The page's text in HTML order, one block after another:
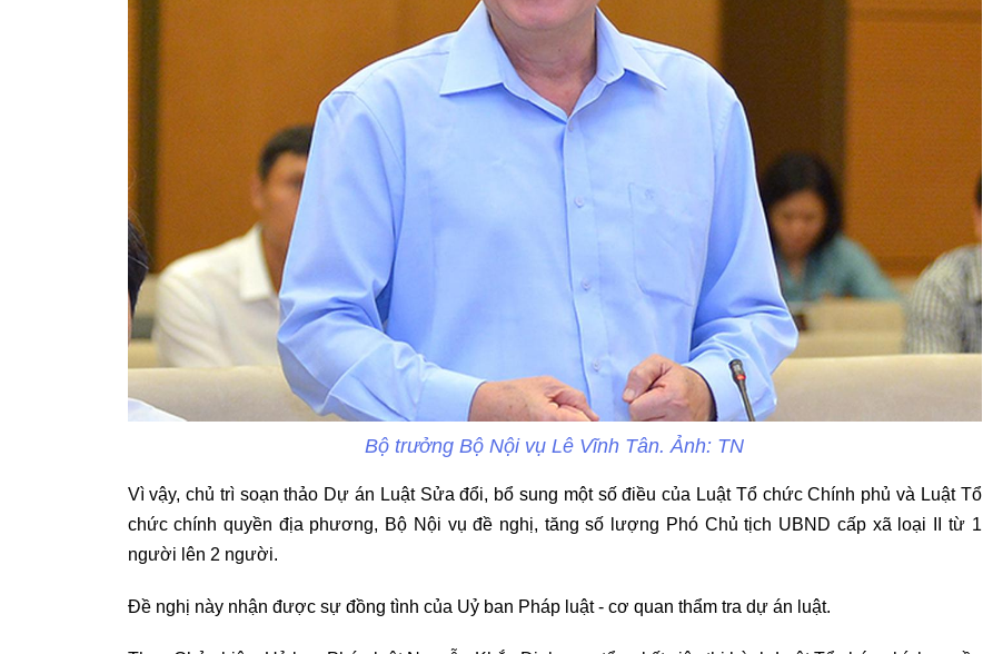
Bộ trưởng Bộ Nội vụ Lê Vĩnh Tân. Ảnh: TN
Vì vậy, chủ trì soạn thảo Dự án Luật Sửa đổi, bổ sung một số điều của Luật Tổ chức Chính phủ và Luật Tổ
chức chính quyền địa phương, Bộ Nội vụ đề nghị, tăng số lượng Phó Chủ tịch UBND cấp xã loại II từ 1
người lên 2 người.
Đề nghị này nhận được sự đồng tình của Uỷ ban Pháp luật - cơ quan thẩm tra dự án luật.